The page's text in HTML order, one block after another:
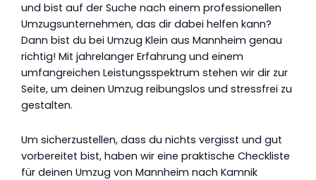
und bist auf der Suche nach einem professionellen
Umzugsunternehmen, das dir dabei helfen kann?
Dann bist du bei Umzug Klein aus Mannheim genau
richtig! Mit jahrelanger Erfahrung und einem
umfangreichen Leistungsspektrum stehen wir dir zur
Seite, um deinen Umzug reibungslos und stressfrei zu
gestalten.
Um sicherzustellen, dass du nichts vergisst und gut
vorbereitet bist, haben wir eine praktische Checkliste
für deinen Umzug von Mannheim nach Kamnik